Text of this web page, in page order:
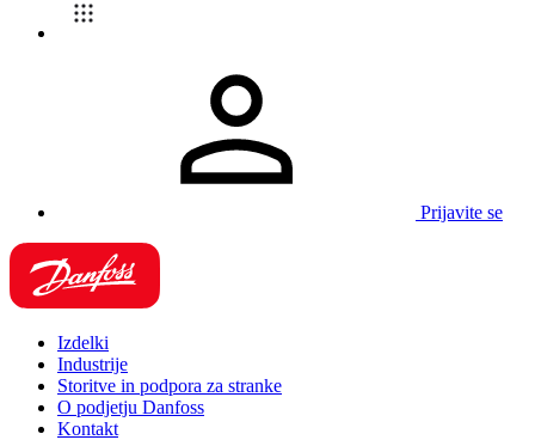
Prijavite se
Izdelki
Industrije
Storitve in podpora za stranke
O podjetju Danfoss
Kontakt